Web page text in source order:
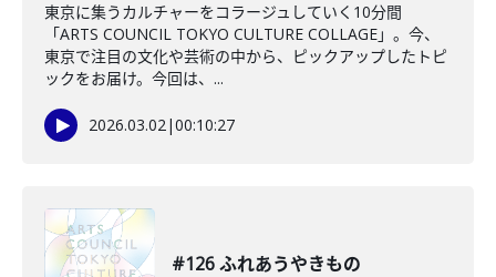
東京に集うカルチャーをコラージュしていく10分間
「ARTS COUNCIL TOKYO CULTURE COLLAGE」。今、
東京で注目の文化や芸術の中から、ピックアップしたトピ
ックをお届け。今回は、...
2026.03.02|00:10:27
#126 ふれあうやきもの